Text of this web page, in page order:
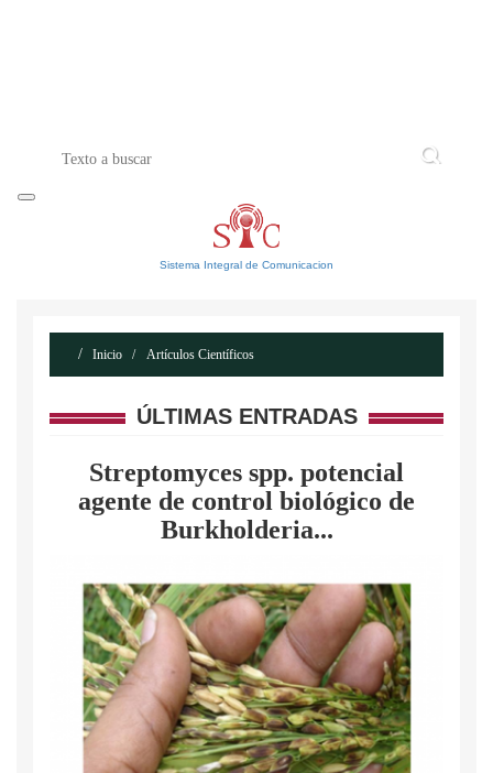
Sistema Integral de Comunicacion
Inicio Artículos Científicos
ÚLTIMAS ENTRADAS
Streptomyces spp. potencial
agente de control biológico de
Burkholderia...